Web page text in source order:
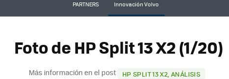
PARTNERS Innovación Volvo
Foto de HP Split 13 X2 (1/20)
Más información en el post HP SPLIT 13 X2, ANÁLISIS